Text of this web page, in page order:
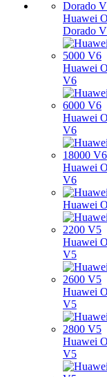
Huawei
Dorado
Huawei
V6
Huawei
V6
Huawei
V6
Huawei
Huawei
V5
Huawei
V5
Huawei
V5